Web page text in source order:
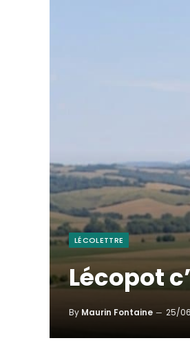
LÉCOLETTRE
Lécopot
By Maurin Fontaine 25/